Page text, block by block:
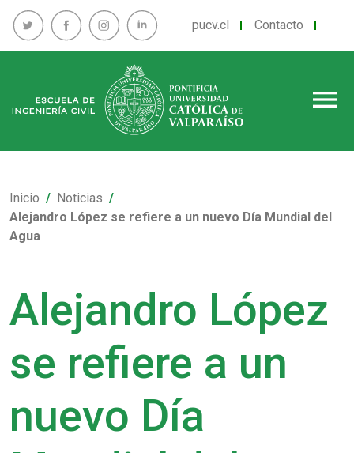
pucv.cl Contacto
menu
Inicio
Noticias
Alejandro López se refiere a un nuevo Día Mundial del
Agua
Alejandro López
se refiere a un
nuevo Día